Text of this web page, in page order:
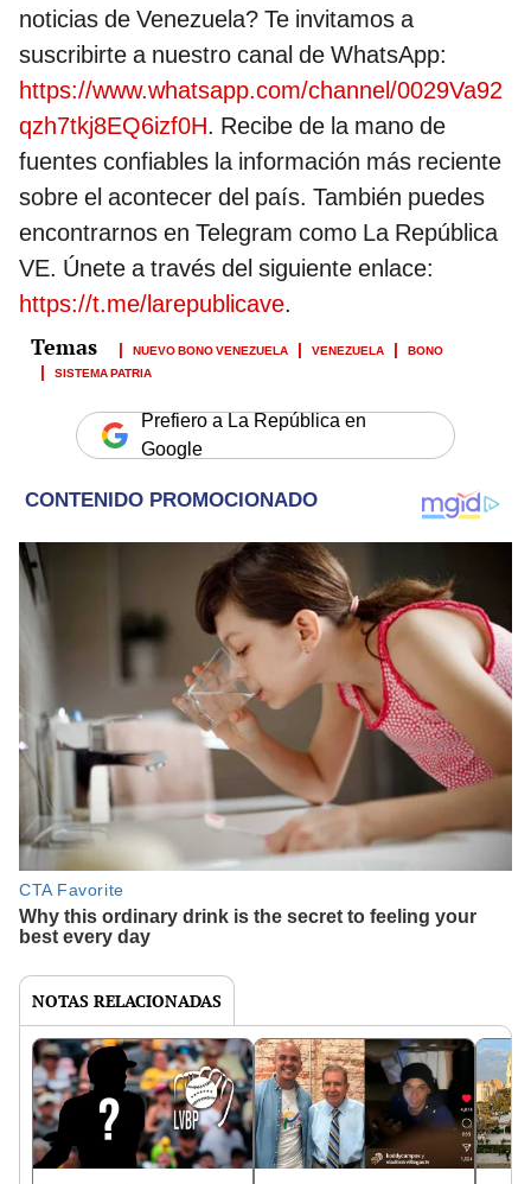
noticias de Venezuela? Te invitamos a
suscribirte a nuestro canal de WhatsApp:
https://www.whatsapp.com/channel/0029Va92
qzh7tkj8EQ6izf0H. Recibe de la mano de
fuentes confiables la información más reciente
sobre el acontecer del país. También puedes
encontrarnos en Telegram como La República
VE. Únete a través del siguiente enlace:
https://t.me/larepublicave.
NUEVO BONO VENEZUELA VENEZUELA
BONO
SISTEMA PATRIA
Prefiero a La República en
Google
NOTAS RELACIONADAS